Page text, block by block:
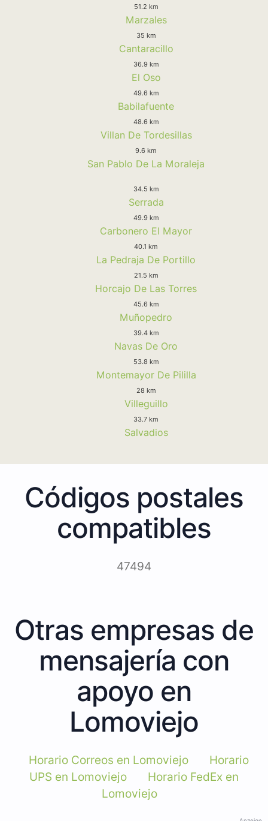
51.2 km
Marzales
35 km
Cantaracillo
36.9 km
El Oso
49.6 km
Babilafuente
48.6 km
Villan De Tordesillas
9.6 km
San Pablo De La Moraleja
34.5 km
Serrada
49.9 km
Carbonero El Mayor
40.1 km
La Pedraja De Portillo
21.5 km
Horcajo De Las Torres
45.6 km
Muñopedro
39.4 km
Navas De Oro
53.8 km
Montemayor De Pililla
28 km
Villeguillo
33.7 km
Salvadios
Códigos postales
compatibles
47494
Otras empresas de
mensajería con
apoyo en
Lomoviejo
Horario Correos en Lomoviejo
Horario
UPS en Lomoviejo
Horario FedEx en
Lomoviejo